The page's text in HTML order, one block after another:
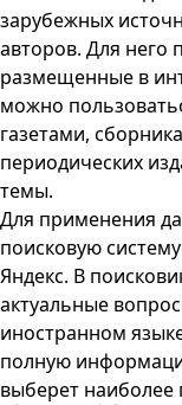
зарубежных
авторов. Для него
размещенные в
можно
газетами,
периодических
темы.
Для применения
поисковую
Яндекс. В
актуальные
иностранном
полную
выберет